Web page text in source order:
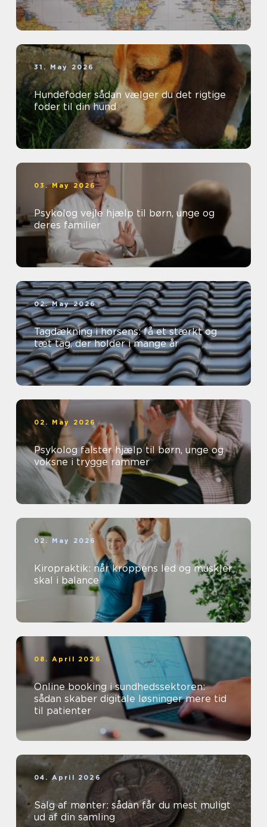
31. May 2026
Hundefoder sådan vælger du det rigtige
foder til din hund
03. May 2026
Psykolog vejle hjælp til børn, unge og
deres familier
02. May 2026
Tagdækning i horsens: få et stærkt og
tæt tag, der holder i mange år
02. May 2026
Psykolog falster hjælp til børn, unge og
voksne i trygge rammer
02. May 2026
Kiropraktik: når kroppens led og muskler
skal i balance
08. April 2026
Online booking i sundhedssektoren:
sådan skaber digitale løsninger mere tid
til patienter
04. April 2026
Salg af mønter: sådan får du mest muligt
ud af din samling